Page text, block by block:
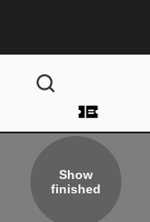
User
Show
finished